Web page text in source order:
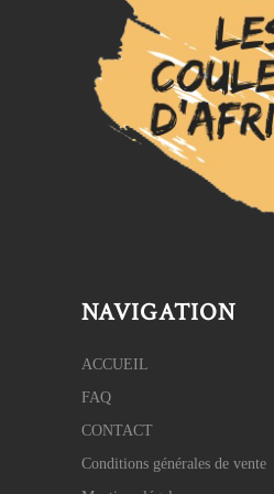
NAVIGATION
ACCUEIL
FAQ
CONTACT
Conditions générales de vente